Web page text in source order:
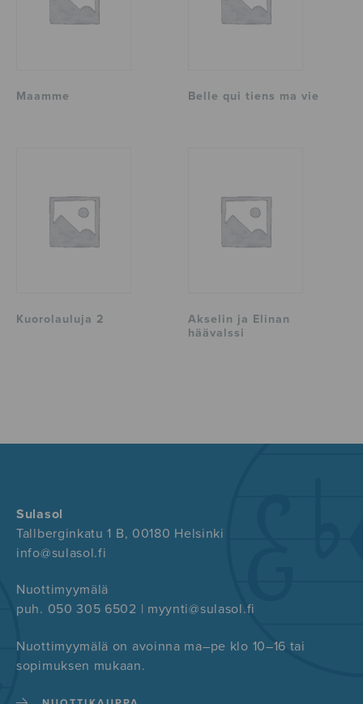
Maamme Belle qui tiens ma vie
Kuorolauluja 2
Akselin ja Elinan
häävalssi
Sulasol
Tallberginkatu 1 B, 00180 Helsinki
info@sulasol.fi
Nuottimyymälä
puh. 050 305 6502 | myynti@sulasol.fi
Nuottimyymälä on avoinna ma–pe klo 10–16 tai
sopimuksen mukaan.